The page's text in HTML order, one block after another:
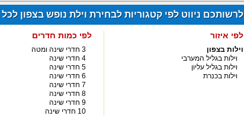
לרשותכם ניווט לפי קטגוריות לבחירת וילת נופש בצפון
לפי איזור
וילות בצפון
וילות בגליל המערבי
וילות בגליל עליון
וילות בכנרת
לפי כמות חדרים
3 חדרי שינה ומטה
4 חדרי שינה
5 חדרי שינה
6 חדרי שינה
7 חדרי שינה
8 חדרי שינה
9 חדרי שינה
10 חדרי שינה